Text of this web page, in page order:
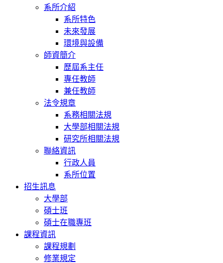
系所介紹
系所特色
未來發展
環境與設備
師資簡介
歷屆系主任
專任教師
兼任教師
法令規章
系務相關法規
大學部相關法規
研究所相關法規
聯絡資訊
行政人員
系所位置
招生訊息
大學部
碩士班
碩士在職專班
課程資訊
課程規劃
修業規定